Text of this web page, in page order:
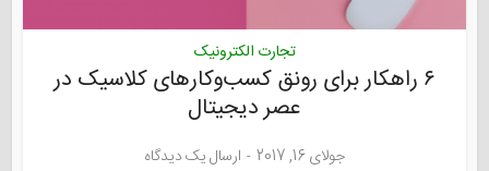
تجارت الکترونیک
۶ راهکار برای رونق کسب‌و‌کارهای کلاسیک در
عصر دیجیتال
جولای 16, 2017 ارسال یک دیدگاه